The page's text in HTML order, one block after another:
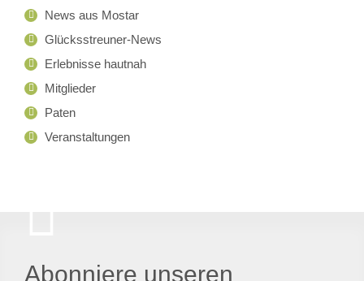
News aus Mostar
Glücksstreuner-News
Erlebnisse hautnah
Mitglieder
Paten
Veranstaltungen
Abonniere unseren